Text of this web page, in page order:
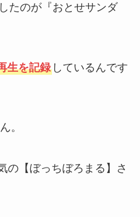
たのが『おとせサンダ
生を記録しているんです
。
の【ぼっちぼろまる】さ